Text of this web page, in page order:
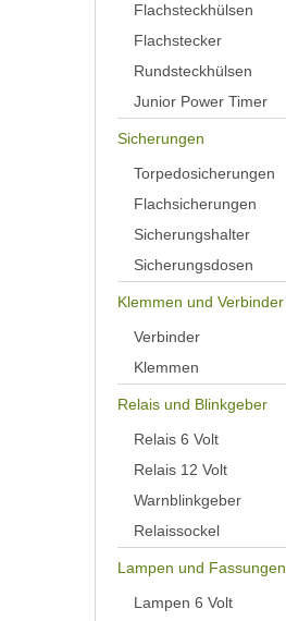
Flachsteckhülsen
Flachstecker
Rundsteckhülsen
Junior Power Timer
Sicherungen
Torpedosicherungen
Flachsicherungen
Sicherungshalter
Sicherungsdosen
Klemmen und Verbinder
Verbinder
Klemmen
Relais und Blinkgeber
Relais 6 Volt
Relais 12 Volt
Warnblinkgeber
Relaissockel
Lampen und Fassungen
Lampen 6 Volt